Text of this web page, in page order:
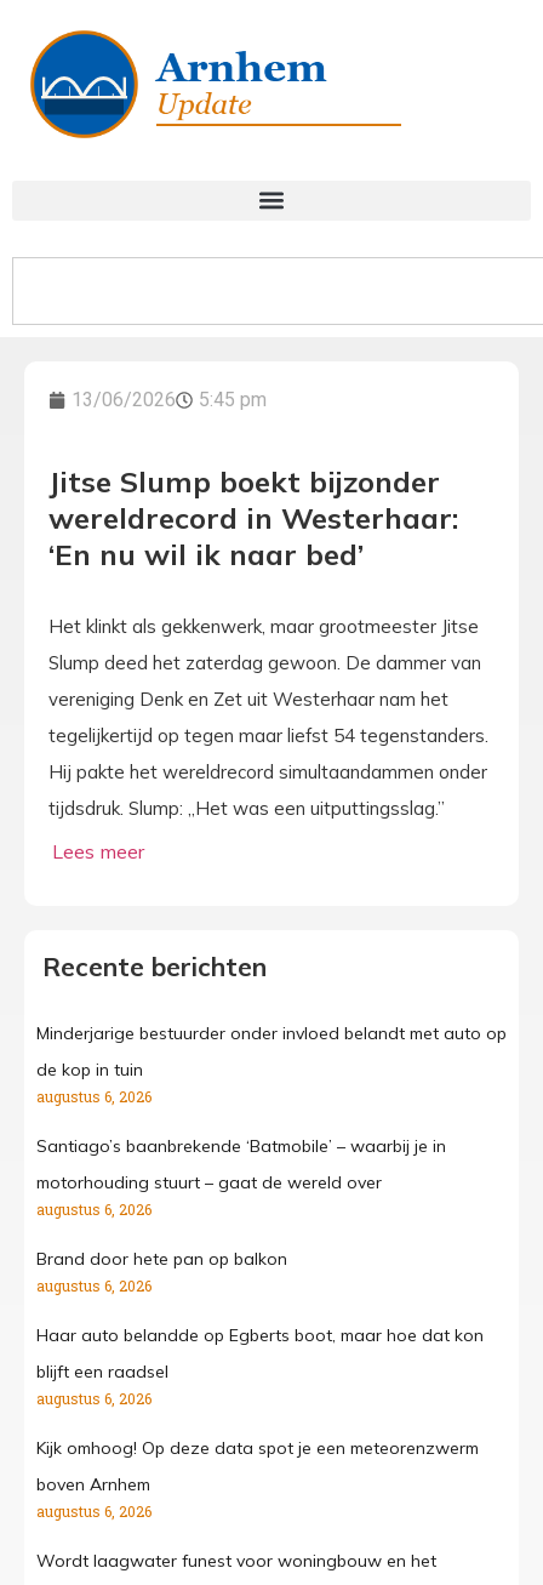
13/06/2026 5:45 pm
Jitse Slump boekt bijzonder
wereldrecord in Westerhaar:
‘En nu wil ik naar bed’
Het klinkt als gekkenwerk, maar grootmeester Jitse
Slump deed het zaterdag gewoon. De dammer van
vereniging Denk en Zet uit Westerhaar nam het
tegelijkertijd op tegen maar liefst 54 tegenstanders.
Hij pakte het wereldrecord simultaandammen onder
tijdsdruk. Slump: „Het was een uitputtingsslag.”
Recente berichten
Minderjarige bestuurder onder invloed belandt met auto op
de kop in tuin
augustus 6, 2026
Santiago’s baanbrekende ‘Batmobile’ – waarbij je in
motorhouding stuurt – gaat de wereld over
augustus 6, 2026
Brand door hete pan op balkon
augustus 6, 2026
Haar auto belandde op Egberts boot, maar hoe dat kon
blijft een raadsel
augustus 6, 2026
Kijk omhoog! Op deze data spot je een meteorenzwerm
boven Arnhem
augustus 6, 2026
Wordt laagwater funest voor woningbouw en het